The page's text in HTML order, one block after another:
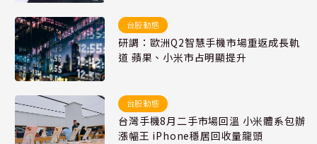
台股動態
研調：歐洲Q2智慧手機市場重返成長軌
道 蘋果、小米市占明顯提升
台股動態
台灣手機8月二手市場回溫 小米體系包辦
漲幅王 iPhone穩居回收量龍頭